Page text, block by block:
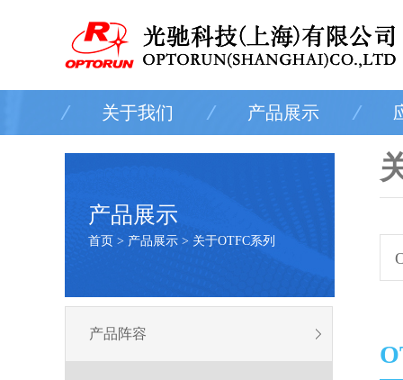
关于我们 产品展示
产品展示
首页 > 产品展示 > 关于OTFC系列
产品阵容